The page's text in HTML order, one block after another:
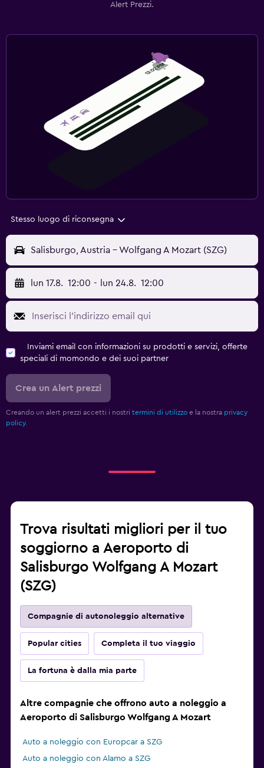
Alert Prezzi.
Stesso luogo di riconsegna
Salisburgo, Austria - Wolfgang A Mozart (SZG)
lun 17.8. 12:00 - lun 24.8. 12:00
Inviami email con informazioni su prodotti e servizi, offerte
speciali di momondo e dei suoi partner
Crea un Alert prezzi
Creando un alert prezzi accetti i nostri termini di utilizzo e la nostra privacy
policy.
Trova risultati migliori per il tuo
soggiorno a Aeroporto di
Salisburgo Wolfgang A Mozart
(SZG)
Compagnie di autonoleggio alternative
Popular cities Completa il tuo viaggio
La fortuna è dalla mia parte
Altre compagnie che offrono auto a noleggio a
Aeroporto di Salisburgo Wolfgang A Mozart
Auto a noleggio con Europcar a SZG
Auto a noleggio con Alamo a SZG